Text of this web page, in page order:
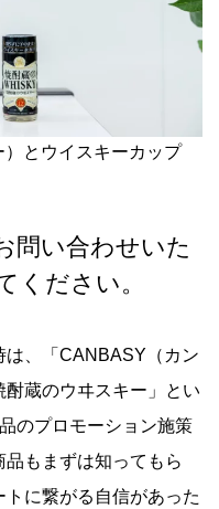
とウイスキーカップ
問い合わせいた
ください。
は、「CANBASY（カン
蔵のウヰスキー」とい
のプロモーション施策
もまずは知ってもら
に繋がる自信があった